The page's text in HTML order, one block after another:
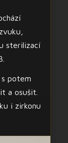
sterilizací
potem
a osušit.
i zirkonu